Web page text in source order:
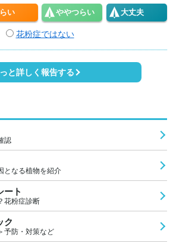
い ややつらい 大丈夫
花粉症ではない
と詳しく報告する
認
となる植物を紹介
ート
花粉症診断
ク
予防・対策など